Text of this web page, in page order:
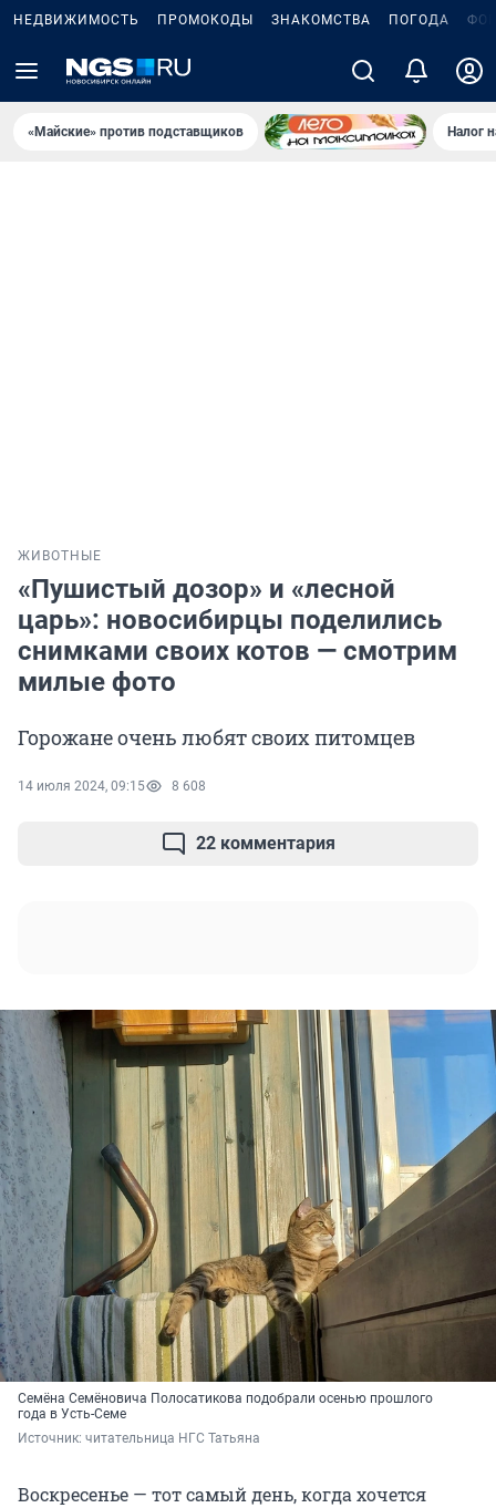
НЕДВИЖИМОСТЬ ПРОМОКОДЫ ЗНАКОМСТВА ПОГОДА
«Майские» против подставщиков Налог
ЖИВОТНЫЕ
«Пушистый дозор» и «лесной
царь»: новосибирцы поделились
снимками своих котов — смотрим
милые фото
Горожане очень любят своих питомцев
14 июля 2024, 09:15 8 608
22 комментария
Семёна Семёновича Полосатикова подобрали осенью прошлого
года в Усть-Семе
Источник: читательница НГС Татьяна
Воскресенье — тот самый день, когда хочется